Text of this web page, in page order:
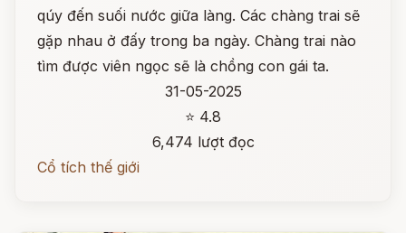
qúy đến suối nước giữa làng. Các chàng trai sẽ
gặp nhau ở đấy trong ba ngày. Chàng trai nào
tìm được viên ngọc sẽ là chồng con gái ta.
31-05-2025
⭐ 4.8
6,474 lượt đọc
Cổ tích thế giới